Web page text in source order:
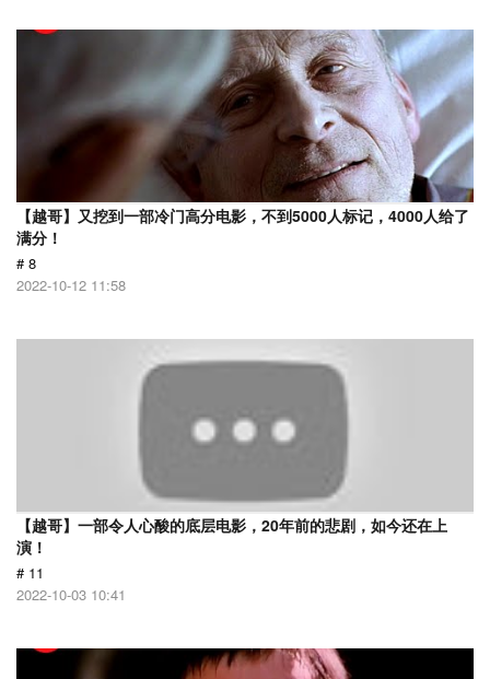
【越哥】又挖到一部冷门高分电影，不到5000人标记，4000人给了
满分！
# 8
2022-10-12 11:58
【越哥】一部令人心酸的底层电影，20年前的悲剧，如今还在上
演！
# 11
2022-10-03 10:41